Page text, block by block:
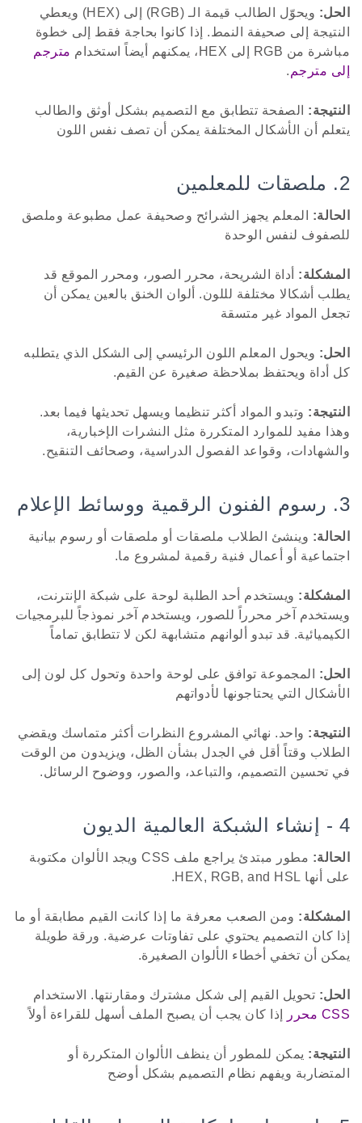
الحل:
ويحوّل الطالب قيمة الـ (RGB) إلى (HEX) ويعطي
النتيجة إلى صحيفة النمط. إذا كانوا بحاجة فقط إلى خطوة
مباشرة من RGB إلى HEX، يمكنهم أيضاً استخدام
مترجم
إلى مترجم .
النتيجة: الصفحة تتطابق مع التصميم بشكل أوثق والطالب
يتعلم أن الأشكال المختلفة يمكن أن تصف نفس اللون
2. ملصقات للمعلمين
الحالة: المعلم يجهز الشرائح وصحيفة عمل مطبوعة وملصق
للصفوف لنفس الوحدة
المشكلة: أداة الشريحة، محرر الصور، ومحرر الموقع قد
يطلب أشكالا مختلفة لللون. ألوان الخنق بالعين يمكن أن
تجعل المواد غير متسقة
الحل: ويحول المعلم اللون الرئيسي إلى الشكل الذي يتطلبه
كل أداة ويحتفظ بملاحظة صغيرة عن القيم.
النتيجة: وتبدو المواد أكثر تنظيما ويسهل تحديثها فيما بعد.
وهذا مفيد للموارد المتكررة مثل النشرات الإخبارية،
والشهادات، وقواعد الفصول الدراسية، وصحائف التنقيح.
3. رسوم الفنون الرقمية ووسائط الإعلام
الحالة: وينشئ الطلاب ملصقات أو ملصقات أو رسوم بيانية
اجتماعية أو أعمال فنية رقمية لمشروع ما.
المشكلة: ويستخدم أحد الطلبة لوحة على شبكة الإنترنت،
ويستخدم آخر محرراً للصور، ويستخدم آخر نموذجاً للبرمجيات
الكيميائية. قد تبدو ألوانهم متشابهة لكن لا تتطابق تماماً
الحل: المجموعة توافق على لوحة واحدة وتحول كل لون إلى
الأشكال التي يحتاجونها لأدواتهم
النتيجة: واحد. نهائي المشروع النظرات أكثر متماسك ويقضي
الطلاب وقتاً أقل في الجدل بشأن الظل، ويزيدون من الوقت
في تحسين التصميم، والتباعد، والصور، ووضوح الرسائل.
4 - إنشاء الشبكة العالمية الديون
الحالة:
مطور مبتدئ يراجع ملف CSS ويجد الألوان مكتوبة
على أنها HEX, RGB, and HSL.
المشكلة: ومن الصعب معرفة ما إذا كانت القيم مطابقة أو ما
إذا كان التصميم يحتوي على تفاوتات عرضية. ورقة طويلة
يمكن أن تخفي أخطاء الألوان الصغيرة.
الحل: تحويل القيم إلى شكل مشترك ومقارنتها. الاستخدام
CSS محرر
إذا كان يجب أن يصبح الملف أسهل للقراءة أولاً
النتيجة: يمكن للمطور أن ينظف الألوان المتكررة أو
المتضاربة ويفهم نظام التصميم بشكل أوضح